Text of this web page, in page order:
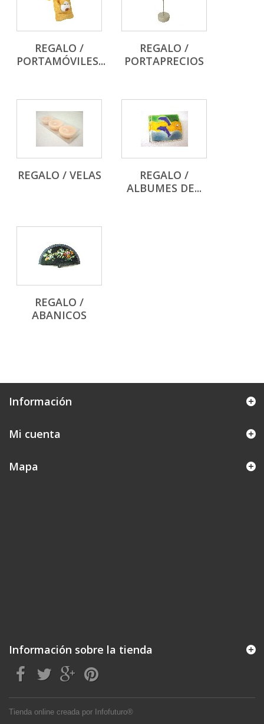
REGALO /
PORTAMÓVILES...
REGALO /
PORTAPRECIOS
REGALO / VELAS
REGALO /
ALBUMES DE...
REGALO /
ABANICOS
Información
Tienda online creada por Infofuturo®
Mi cuenta
Mapa
Información sobre la tienda